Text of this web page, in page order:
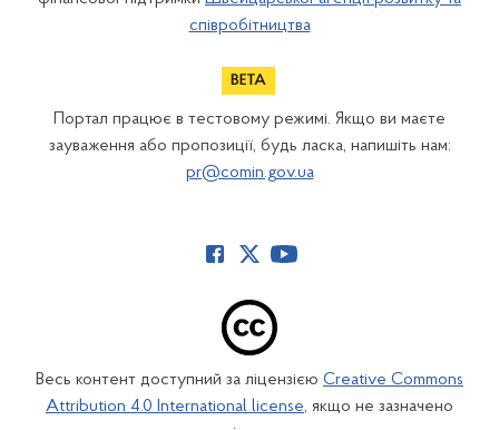
співробітництва
Портал працює в тестовому режимі. Якщо ви маєте
зауваження або пропозиції, будь ласка, напишіть нам:
pr@comin.gov.ua
Весь контент доступний за ліцензією Creative Commons
Attribution 4.0 International license, якщо не зазначено